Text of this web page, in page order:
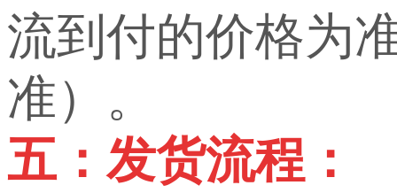
流到付的价格为
准）。
五：发货流程：